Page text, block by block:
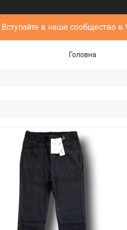
Вступайте в наше сообщество в
Головна